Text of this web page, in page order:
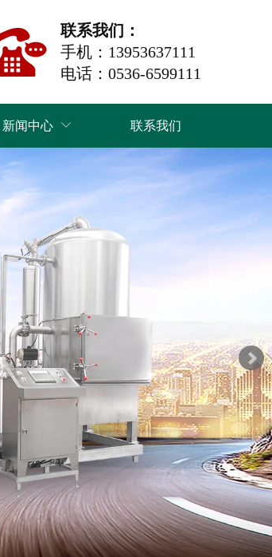
联系我们：
手机：13953637111
电话：0536-6599111
新闻中心  联系我们